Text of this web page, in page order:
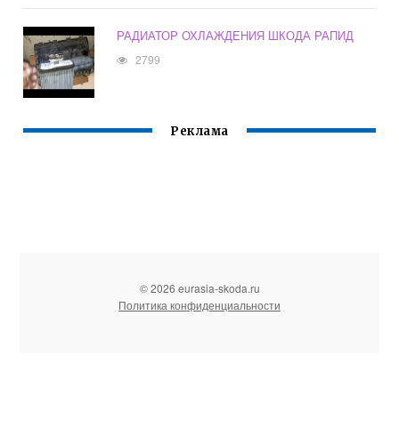
РАДИАТОР ОХЛАЖДЕНИЯ ШКОДА РАПИД
2799
Реклама
© 2026 eurasia-skoda.ru
Политика конфиденциальности